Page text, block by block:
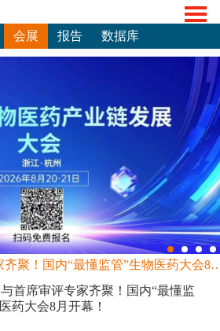
会展 报告 数据库
20+监管与首席审评专家齐聚！国内“最
首席审评专家齐聚！国内“最懂监
药大会8月开幕！